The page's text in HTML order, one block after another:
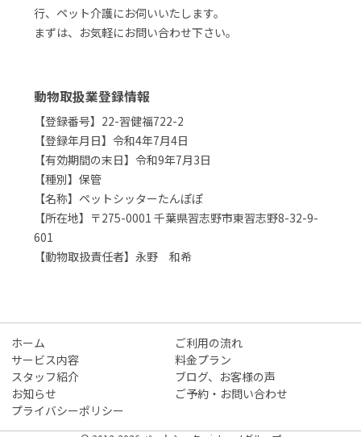
行、ペット介護にお伺いいたします。
まずは、お気軽にお問い合わせ下さい。
動物取扱業登録情報
【登録番号】22-習健福722-2
【登録年月日】令和4年7月4日
【有効期間の末日】令和9年7月3日
【種別】保管
【名称】ペットシッターたんぽぽ
【所在地】〒275-0001 千葉県習志野市東習志野8-32-9-
601
【動物取扱責任者】永野 和希
ホーム
ご利用の流れ
サービス内容
料金プラン
スタッフ紹介
ブログ、お客様の声
お知らせ
ご予約・お問い合わせ
プライバシーポリシー